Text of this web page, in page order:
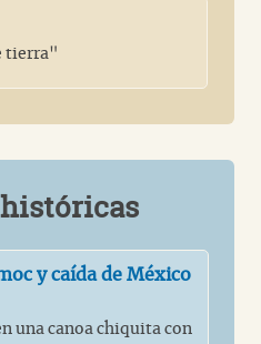
tierra"
y caída de México
una canoa chiquita con